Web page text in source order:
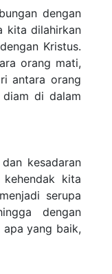
dengan
kita dilahirkan
Kristus.
orang mati,
antara orang
di dalam
kesadaran
kita
serupa
dengan
apa yang baik,